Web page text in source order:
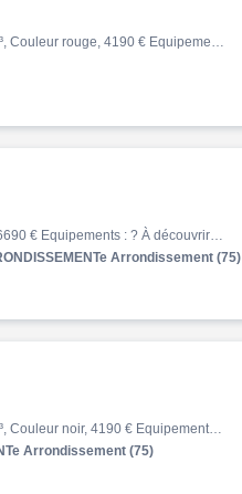
Z, 07/2024, 14468 km, Première main, Essence, 451cm³, Couleur rouge, 4190 € Equipements : Kawasaki Nîmes vous propose cette Kawasaki Z500, mise en circulation le 25/07/2024, affichant 14 468 km. Cette Z500 est en excellent état et bénéficie de la garantie constructeur jusqu'au 2…
Z, 06/2021, 15254 km, Essence, 900cm³, Couleur noir, 6690 € Equipements : ? À découvrir chez Folie Mericourt : cette superbe KAWASAKI Z 900 125cv de 2021, disponible à crédit ou au comptant ! ? Exemple de financement personnalisé : Avec un apport de 1690EUR, repartez au guidon d…
Arrondissement (75)
Z, 05/2020, 35470 km, Première main, Essence, 702cm³, Couleur noir, 4190 € Equipements : ? À découvrir chez Honda 4en1 : cette superbe KAWASAKI Z 650 de 2020, disponible à crédit ou au comptant ! ? Exemple de financement personnalisé : Avec un apport de 190 EUR, repartez au guid…
Arrondissement (75)